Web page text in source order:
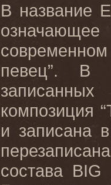
В название
певец”. В
композиция “
и записана
состава BIG